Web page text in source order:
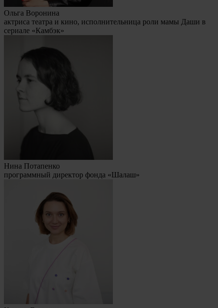
Ольга Воронина
актриса театра и кино, исполнительница роли мамы Даши в
сериале «Камбэк»
Нина Потапенко
программный директор фонда «Шалаш»